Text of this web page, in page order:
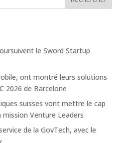
le Sword Startup
ont montré leurs solutions
2026 de Barcelone
suisses vont mettre le cap
mission Venture Leaders
de la GovTech, avec le